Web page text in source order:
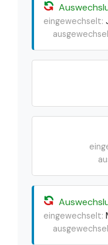
eingewechselt:
eingewechselt: